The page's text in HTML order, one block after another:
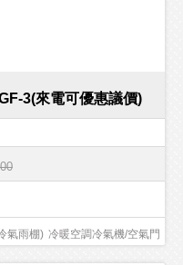
3(來電可優惠議價)
冷暖空調冷氣機/空氣門
氣雨棚)